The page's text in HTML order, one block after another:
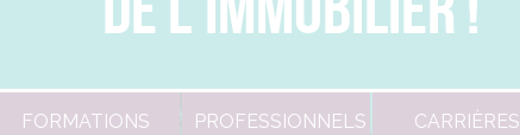
FORMATIONS PROFESSIONNELS CARRIÈRES